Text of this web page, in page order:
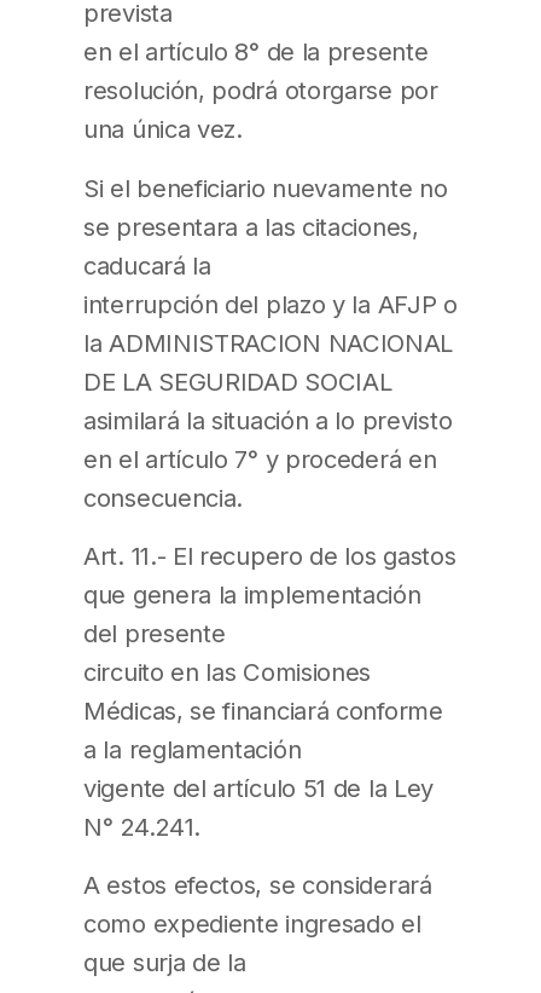
prevista
en el artículo 8° de la presente
resolución, podrá otorgarse por
una única vez.
Si el beneficiario nuevamente no
se presentara a las citaciones,
caducará la
interrupción del plazo y la AFJP o
la ADMINISTRACION NACIONAL
DE LA SEGURIDAD SOCIAL
asimilará la situación a lo previsto
en el artículo 7° y procederá en
consecuencia.
Art. 11.- El recupero de los gastos
que genera la implementación
del presente
circuito en las Comisiones
Médicas, se financiará conforme
a la reglamentación
vigente del artículo 51 de la Ley
N° 24.241.
A estos efectos, se considerará
como expediente ingresado el
que surja de la